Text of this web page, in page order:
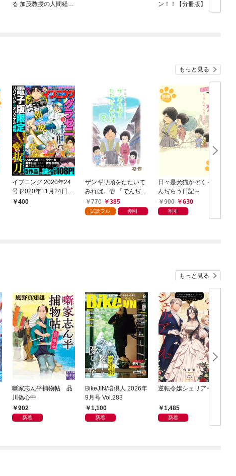
る 加茂教授の人間経済
ン！！【分冊版】
もっと見る
イブニング 2020年24
号 [2020年11月24日発
売]400
ザンギリ頭をたたいて
みれば。壱 『でんぢら
う日記』より
770 385
試読フル 割引
日々是犬猫かぞく～で
んぢらう日記～
900
630
割引
もっと見る
噺家志ん平捕物帖 品
川偽心中
902
新着
BikeJIN/培倶人 2026年
9月号 Vol.283
1,100
新着
逆転令嬢シェリアーネ
1,485
新着